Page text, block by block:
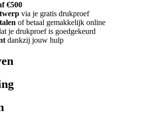
€500
via je gratis drukproef
of betaal gemakkelijk online
je drukproef is goedgekeurd
dankzij jouw hulp